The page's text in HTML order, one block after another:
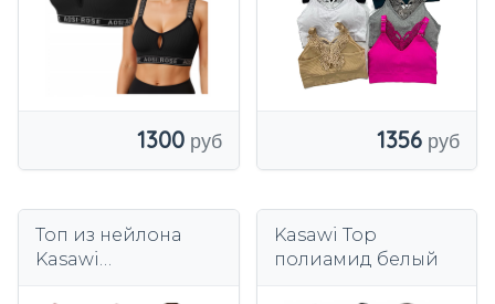
1300 1356
Топ из нейлона
Kasawi
Kasawi Top
полиамид белый